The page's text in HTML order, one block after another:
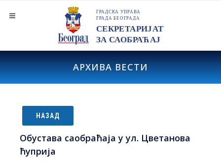
АРХИВА ВЕСТИ
НАЗАД
Обустава саобраћаја у ул. Цветанова
ћуприја